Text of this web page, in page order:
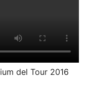
del Tour 2016